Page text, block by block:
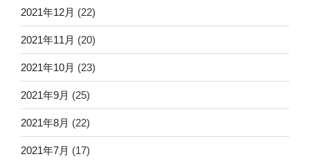
2021年12月 (22)
2021年11月 (20)
2021年10月 (23)
2021年9月 (25)
2021年8月 (22)
2021年7月 (17)